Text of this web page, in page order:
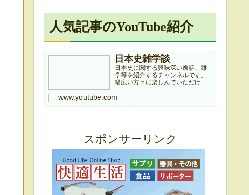
人気記事のYouTube紹介
日本史雑学談
日本史に関する興味深い逸話、雑
学等を紹介するチャンネルです。
幅広い方々に楽しんでいただける
で紹介していきますのでどうぞよ
www.youtube.com
スポンサーリンク